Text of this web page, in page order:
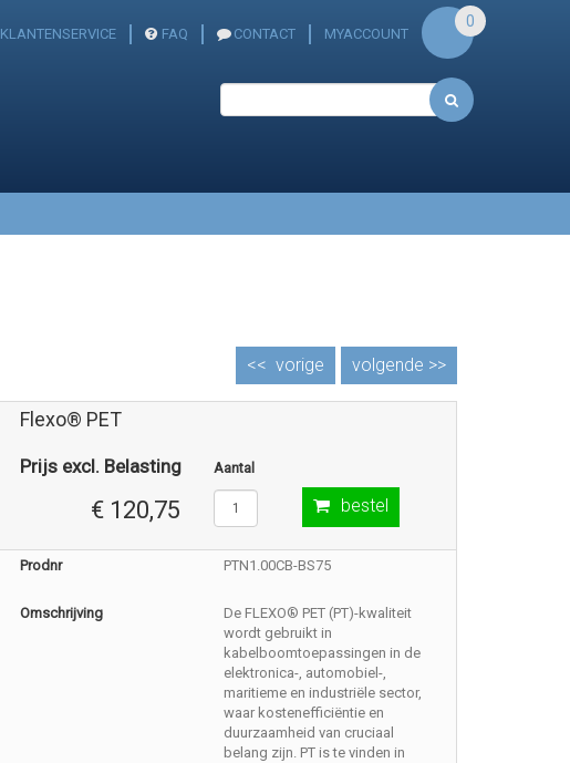
KLANTENSERVICE FAQ CONTACT MYACCOUNT
0
volgende >>
<< vorige
Flexo® PET
Prijs excl. Belasting
€ 120,75
Aantal
bestel
Prodnr PTN1.00CB-BS75
Omschrijving
De FLEXO® PET (PT)-kwaliteit
wordt gebruikt in
kabelboomtoepassingen in de
elektronica-, automobiel-,
maritieme en industriële sector,
waar kostenefficiëntie en
duurzaamheid van cruciaal
belang zijn. PT is te vinden in